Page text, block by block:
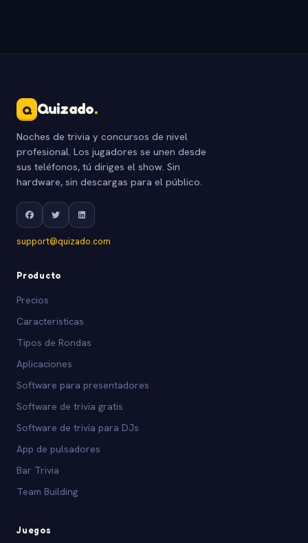
Q Quizado.
Noches de trivia y concursos de nivel
profesional. Los jugadores se unen desde
sus teléfonos, tú diriges el show. Sin
hardware, sin descargas para el público.
support@quizado.com
Producto
Precios
Caracteristicas
Tipos de Rondas
Aplicaciones
Software para presentadores
Software de trivia gratis
Software de trivia para DJs
App de pulsadores
Bar Trivia
Team Building
Juegos